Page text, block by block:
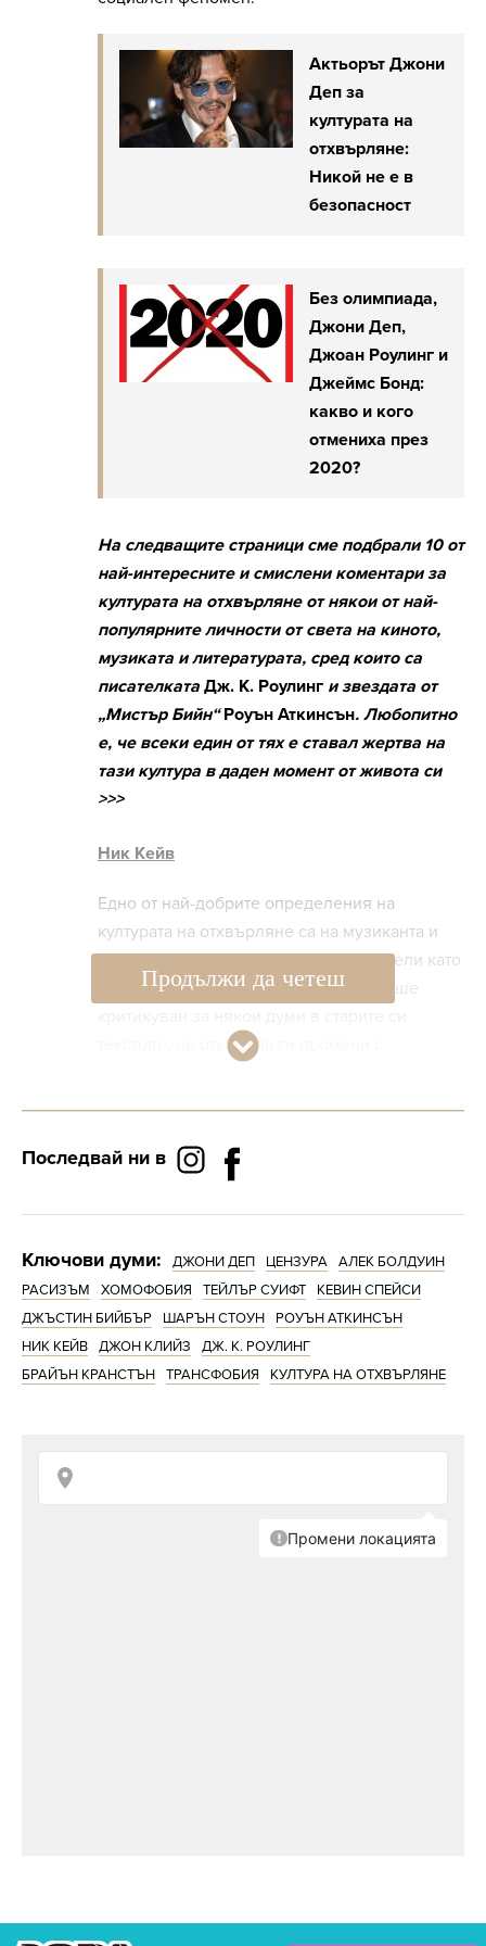
Актьорът Джони
Деп за
културата на
отхвърляне:
Никой не е в
безопасност
Без олимпиада,
Джони Деп,
Джоан Роулинг и
Джеймс Бонд:
какво и кого
отмениха през
2020?
На следващите страници сме подбрали 10 от
най-интересните и смислени коментари за
културата на отхвърляне от някои от най-
популярните личности от света на киното,
музиката и литературата, сред които са
писателката Дж. К. Роулинг и звездата от
„Мистър Бийн“Роуън Аткинсън. Любопитно
е, че всеки един от тях е ставал жертва на
тази култура в даден момент от живота си
>>>
Ник Кейв
Едно от най-добрите определения на
културата на отхвърляне са на музиканта и
текстописец Ник Кейв, който я определи като
„гнила религия“. Преди време той беше
текстове, но отказа да ги промени с
Продължи да четеш
Последвай ни в
Ключови думи: ДЖОНИ ДЕП ЦЕНЗУРА
АЛЕК БОЛДУИН
РАСИЗЪМ
ХОМОФОБИЯ ТЕЙЛЪР СУИФТ
КЕВИН СПЕЙСИ
ДЖЪСТИН БИЙБЪР
ШАРЪН СТОУН
РОУЪН АТКИНСЪН
НИК КЕЙВ
ДЖОН КЛИЙЗ
ДЖ. К. РОУЛИНГ
БРАЙЪН КРАНСТЪН
ТРАНСФОБИЯ КУЛТУРА НА ОТХВЪРЛЯНЕ